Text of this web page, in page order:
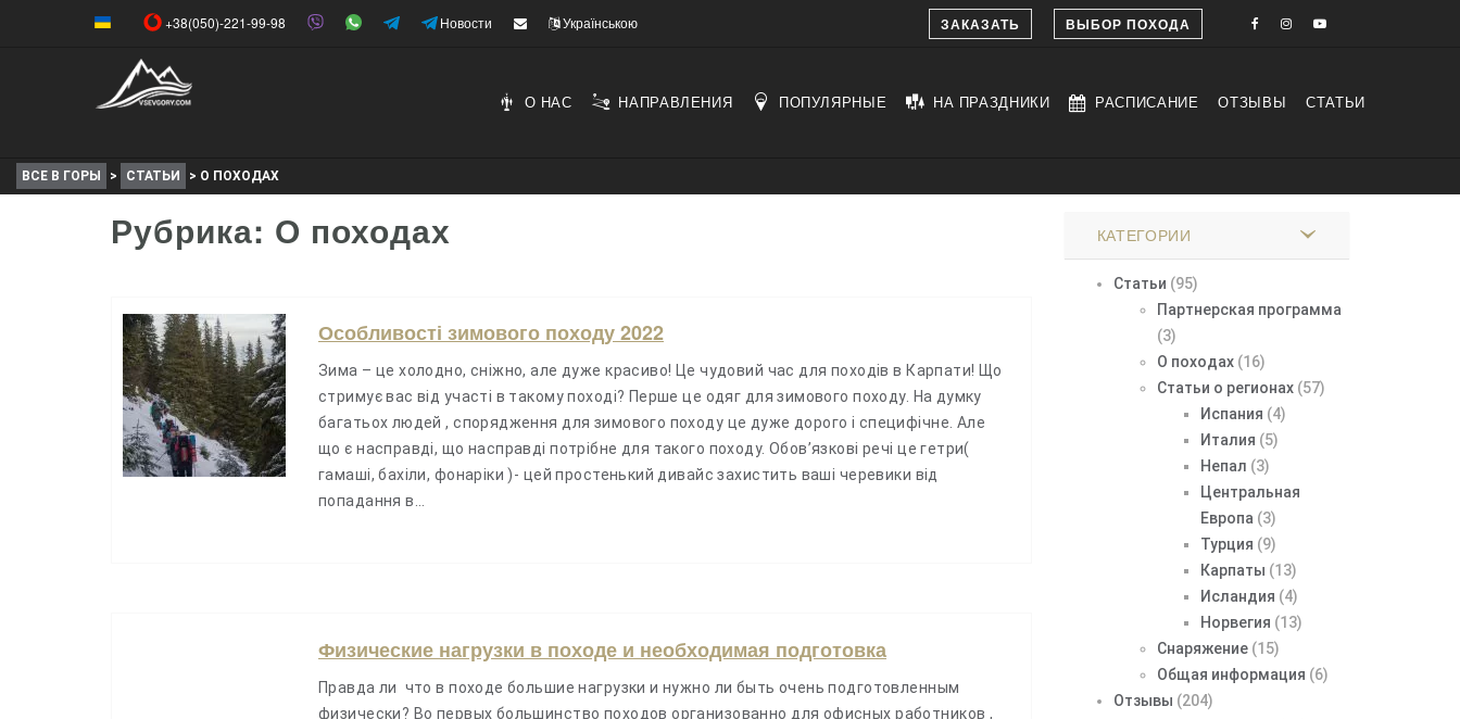
+38(050)-221-99-98 Новости Українською ЗАКАЗАТЬ ВЫБОР ПОХОДА
О НАС НАПРАВЛЕНИЯ ПОПУЛЯРНЫЕ НА ПРАЗДНИКИ РАСПИСАНИЕ ОТЗЫВЫ СТАТЬИ
ВСЕ В ГОРЫ > СТАТЬИ > О ПОХОДАХ
Рубрика: О походах
Особливості зимового походу 2022
Зима – це холодно, сніжно, але дуже красиво! Це чудовий час для походів в Карпати! Що
стримує вас від участі в такому поході? Перше це одяг для зимового походу. На думку
багатьох людей , спорядження для зимового походу це дуже дорого і специфічне. Але
що є насправді, що насправді потрібне для такого походу. Обов’язкові речі це гетри(
гамаші, бахіли, фонаріки )- цей простенький дивайс захистить ваші черевики від
попадання в…
Физические нагрузки в походе и необходимая подготовка
Правда ли что в походе большие нагрузки и нужно ли быть очень подготовленным
физически? Во первых большинство походов организованно для офисных работников ,
КАТЕГОРИИ
Статьи (95)
Партнерская программа
(3)
О походах(16)
Статьи о регионах(57)
Испания (4)
Италия (5)
Непал (3)
Центральная
Европа (3)
Турция (9)
Карпаты (13)
Исландия (4)
Норвегия (13)
Снаряжение(15)
Общая информация (6)
Отзывы (204)